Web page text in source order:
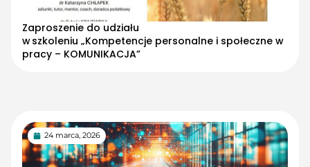
Zaproszenie do udziału
w szkoleniu „Kompetencje personalne i społeczne w
pracy – KOMUNIKACJA”
24 marca, 2026